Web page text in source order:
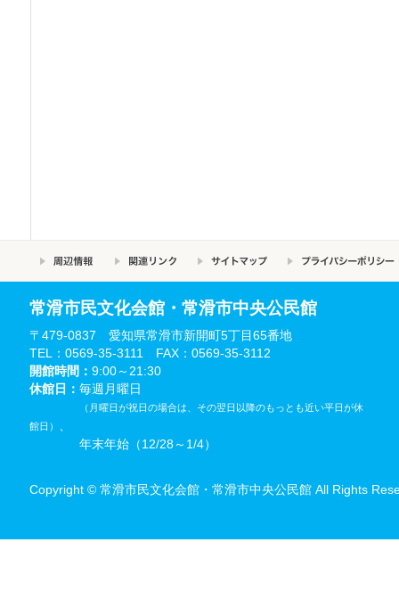
常滑市民文化会館・常滑市中央公民館
〒479-0837 愛知県常滑市新開町5丁目65番地
TEL：0569-35-3111 FAX：0569-35-3112
開館時間： 9:00～21:30
休館日： 毎週月曜日
（月曜日が祝日の場合は、その翌日以降のもっとも近い平日が休
館日）
、
年末年始（12/28～1/4）
Copyright © 常滑市民文化会館・常滑市中央公民館 All Rights